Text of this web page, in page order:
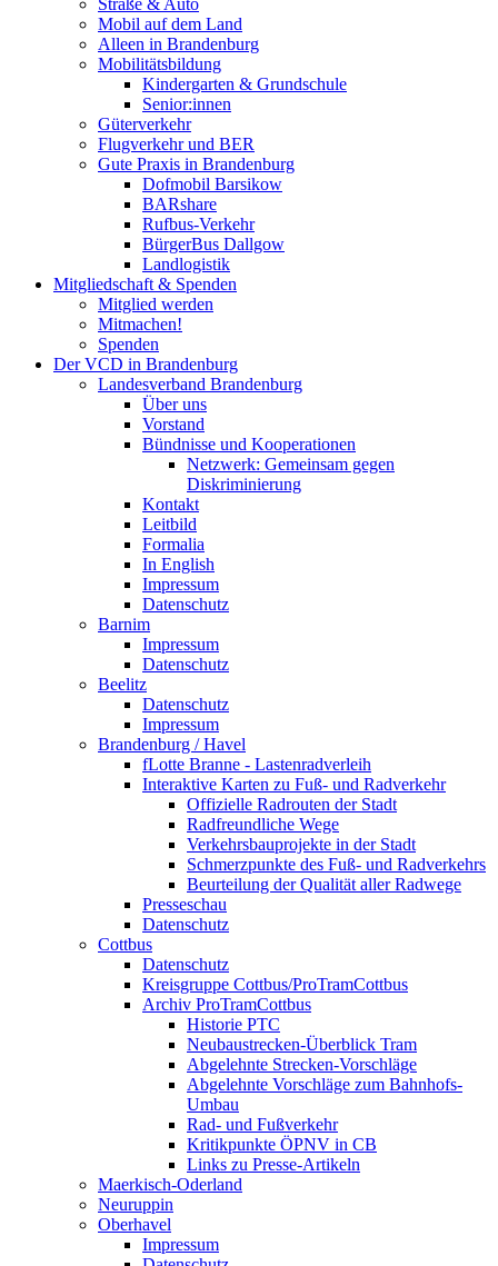
Straße & Auto
Mobil auf dem Land
Alleen in Brandenburg
Mobilitätsbildung
Kindergarten & Grundschule
Senior:innen
Güterverkehr
Flugverkehr und BER
Gute Praxis in Brandenburg
Dofmobil Barsikow
BARshare
Rufbus-Verkehr
BürgerBus Dallgow
Landlogistik
Mitgliedschaft & Spenden
Mitglied werden
Mitmachen!
Spenden
Der VCD in Brandenburg
Landesverband Brandenburg
Über uns
Vorstand
Bündnisse und Kooperationen
Netzwerk: Gemeinsam gegen
Diskriminierung
Kontakt
Leitbild
Formalia
In English
Impressum
Datenschutz
Barnim
Impressum
Datenschutz
Beelitz
Datenschutz
Impressum
Brandenburg / Havel
fLotte Branne - Lastenradverleih
Interaktive Karten zu Fuß- und Radverkehr
Offizielle Radrouten der Stadt
Radfreundliche Wege
Verkehrsbauprojekte in der Stadt
Schmerzpunkte des Fuß- und Radverkehrs
Beurteilung der Qualität aller Radwege
Presseschau
Datenschutz
Cottbus
Datenschutz
Kreisgruppe Cottbus/ProTramCottbus
Archiv ProTramCottbus
Historie PTC
Neubaustrecken-Überblick Tram
Abgelehnte Strecken-Vorschläge
Abgelehnte Vorschläge zum Bahnhofs-
Umbau
Rad- und Fußverkehr
Kritikpunkte ÖPNV in CB
Links zu Presse-Artikeln
Maerkisch-Oderland
Neuruppin
Oberhavel
Impressum